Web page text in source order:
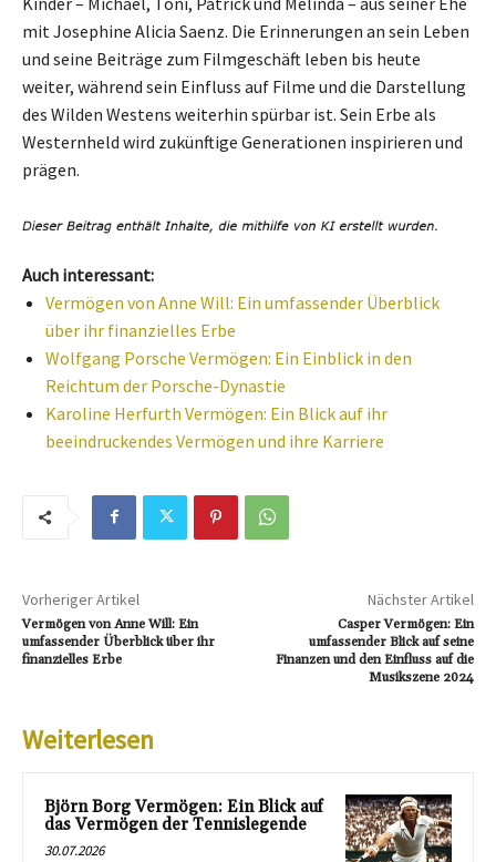
mit Josephine Alicia Saenz. Die Erinnerungen an sein Leben
und seine Beiträge zum Filmgeschäft leben bis heute
weiter, während sein Einfluss auf Filme und die Darstellung
des Wilden Westens weiterhin spürbar ist. Sein Erbe als
Westernheld wird zukünftige Generationen inspirieren und
prägen.
Auch interessant:
Vermögen von Anne Will: Ein umfassender Überblick
über ihr finanzielles Erbe
Wolfgang Porsche Vermögen: Ein Einblick in den
Reichtum der Porsche-Dynastie
Karoline Herfurth Vermögen: Ein Blick auf ihr
beeindruckendes Vermögen und ihre Karriere
Vorheriger Artikel
Vermögen von Anne Will: Ein
umfassender Überblick über ihr
finanzielles Erbe
Nächster Artikel
Casper Vermögen: Ein
umfassender Blick auf seine
Finanzen und den Einfluss auf die
Musikszene 2024
Weiterlesen
Björn Borg Vermögen: Ein Blick auf
das Vermögen der Tennislegende
30.07.2026